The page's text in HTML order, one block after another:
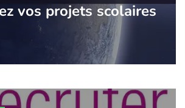
vos projets scolaires